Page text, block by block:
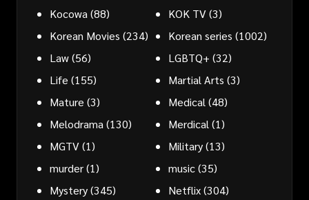
Kocowa (88) KOK TV(3)
Korean Movies (234) Korean series (1002)
Law(56) LGBTQ+ (32)
Life (155) Martial Arts (3)
Mature (3) Medical (48)
Melodrama (130) Merdical (1)
MGTV(1) Military(13)
murder(1) music(35)
Mystery(345) Netflix(304)